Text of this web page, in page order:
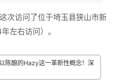
次访问了位于埼玉县狭山市新
年左右访问）。
陈酿的Hazy这一革新性概念！深